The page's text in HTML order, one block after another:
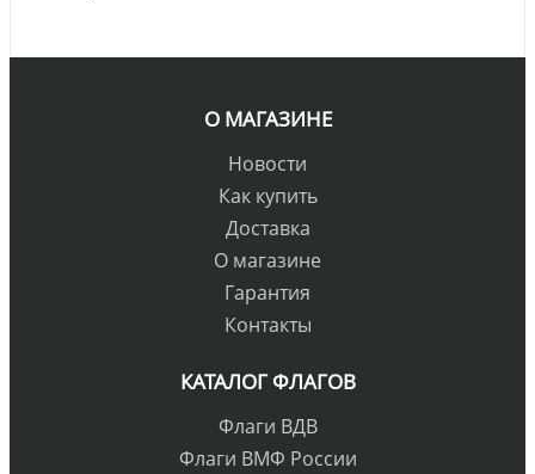
О МАГАЗИНЕ
Новости
Как купить
Доставка
О магазине
Гарантия
Контакты
КАТАЛОГ ФЛАГОВ
Флаги ВДВ
Флаги ВМФ России